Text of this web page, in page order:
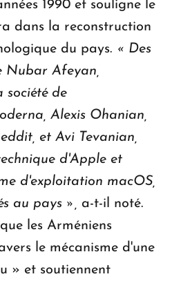
1990 et souligne le
dans la reconstruction
du pays. « Des
Nubar Afeyan,
société de
Alexis Ohanian,
et Avi Tevanian,
d'Apple et
d'exploitation macOS,
au pays »,
a-t-il noté.
les Arméniens
le mécanisme d'une
» et soutiennent